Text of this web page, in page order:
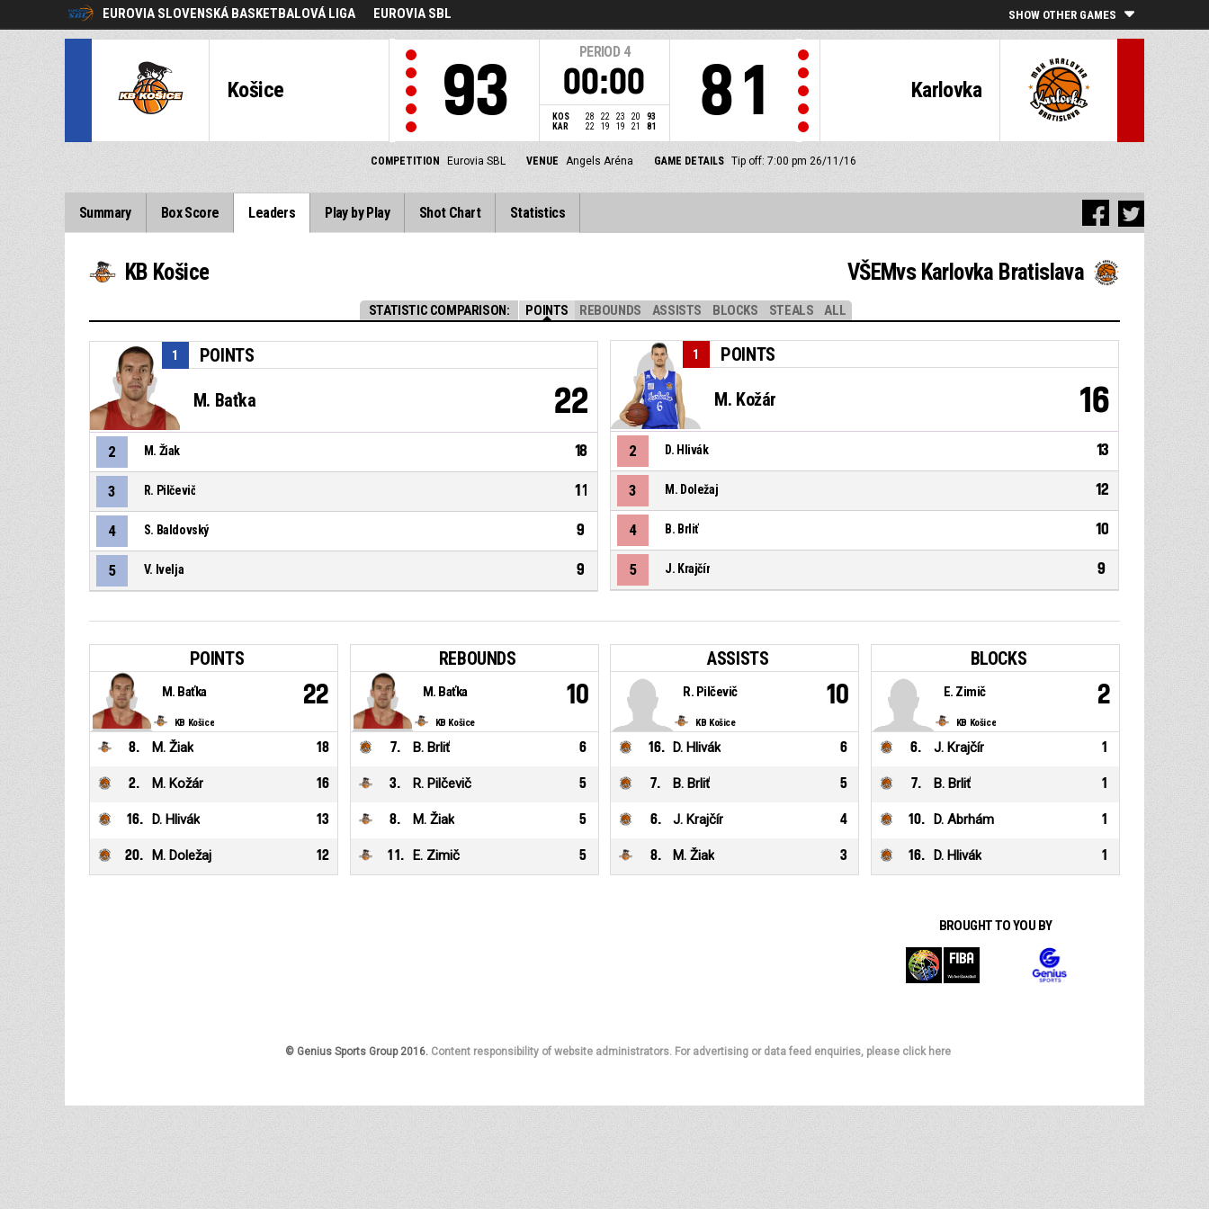
EUROVIA SLOVENSKÁ BASKETBALOVÁ LIGA EUROVIA SBL SHOW OTHER GAMES
Košice 93
PERIOD 4
00:00
KOS 28 22 23 20
93
KAR
22 19 19 21 81
Karlovka
81
COMPETITION Eurovia SBL VENUE Angels Aréna GAME DETAILS Tip off: 7:00 pm 26/11/16
Summary Box Score Leaders Play by Play Shot Chart Statistics
STATISTIC COMPARISON: POINTS REBOUNDS ASSISTS BLOCKS STEALS ALL
KB Košice
POINTS
1
M. Baťka 22
2 M. Žiak 18
3 R. Pilčevič 11
4 S. Baldovský 9
5 V. Ivelja 9
VŠEMvs Karlovka Bratislava
POINTS
1
M. Kožár 16
2 D. Hlivák 13
3 M. Doležaj 12
4 B. Brliť 10
5 J. Krajčír 9
POINTS
KB Košice
M. Baťka 22
8. M. Žiak 18
2. M. Kožár 16
16. D. Hlivák 13
20. M. Doležaj 12
REBOUNDS
KB Košice
M. Baťka 10
7. B. Brliť 6
3. R. Pilčevič 5
8. M. Žiak 5
11 . E. Zimič 5
ASSISTS
KB Košice
R. Pilčevič 10
16. D. Hlivák 6
7. B. Brliť 5
6. J. Krajčír 4
8. M. Žiak 3
BLOCKS
KB Košice
E. Zimič 2
6. J. Krajčír 1
7. B. Brliť 1
10. D. Abrhám 1
16. D. Hlivák 1
BROUGHT TO YOU BY
© Genius Sports Group 2016. Content responsibility of website administrators. For advertising or data feed enquiries, please click here